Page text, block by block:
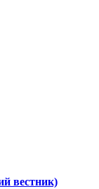
вестник)